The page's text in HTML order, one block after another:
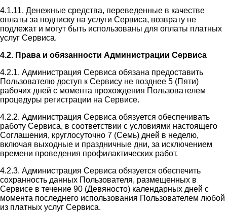
4.1.11. Денежные средства, переведенные в качестве
оплаты за подписку на услуги Сервиса, возврату не
подлежат и могут быть использованы для оплаты платных
услуг Сервиса.
4.2. Права и обязанности Администрации Сервиса
4.2.1. Администрация Сервиса обязана предоставить
Пользователю доступ к Сервису не позднее 5 (Пяти)
рабочих дней с момента прохождения Пользователем
процедуры регистрации на Сервисе.
4.2.2. Администрация Сервиса обязуется обеспечивать
работу Сервиса, в соответствии с условиями настоящего
Соглашения, круглосуточно 7 (Семь) дней в неделю,
включая выходные и праздничные дни, за исключением
времени проведения профилактических работ.
4.2.3. Администрация Сервиса обязуется обеспечить
сохранность данных Пользователя, размещенных в
Сервисе в течение 90 (Девяносто) календарных дней с
момента последнего использования Пользователем любой
из платных услуг Сервиса.